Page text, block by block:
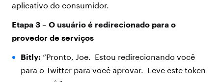
aplicativo do consumidor.
Etapa 3 – O usuário é redirecionado para o
provedor de serviços
Bitly: “Pronto, Joe. Estou redirecionando você
para o Twitter para você aprovar. Leve este token